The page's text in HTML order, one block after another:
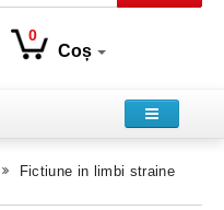
0
Coș
Fictiune in limbi straine